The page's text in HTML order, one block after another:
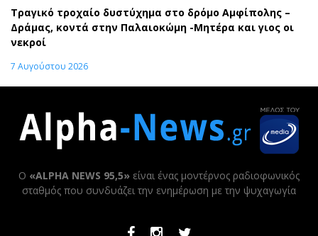
Τραγικό τροχαίο δυστύχημα στο δρόμο Αμφίπολης –
Δράμας, κοντά στην Παλαιοκώμη -Μητέρα και γιος οι
νεκροί
7 Αυγούστου 2026
Ο «ALPHA NEWS 95,5» είναι ένας μοντέρνος ραδιοφωνικός
σταθμός που συνδυάζει την ενημέρωση με την ψυχαγωγία